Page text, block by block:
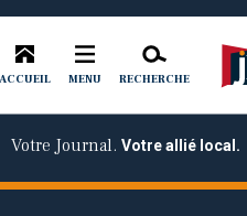
ACCUEIL MENU RECHERCHE
Votre Journal. Votre allié local.